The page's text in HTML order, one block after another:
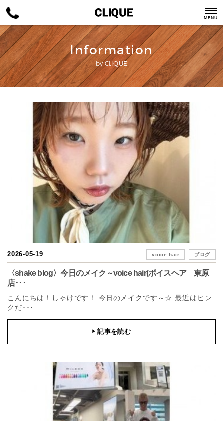
MENU
Information
by CLIQUE
2026-05-19 voice hair ブログ
〈shake blog〉今日のメイク～voice hair(ボイスヘア 東原
店･･･
こんにちは！しゃけです！ 今日のメイクです～☆ 最近はピン
クだ･･･
▶記事を読む